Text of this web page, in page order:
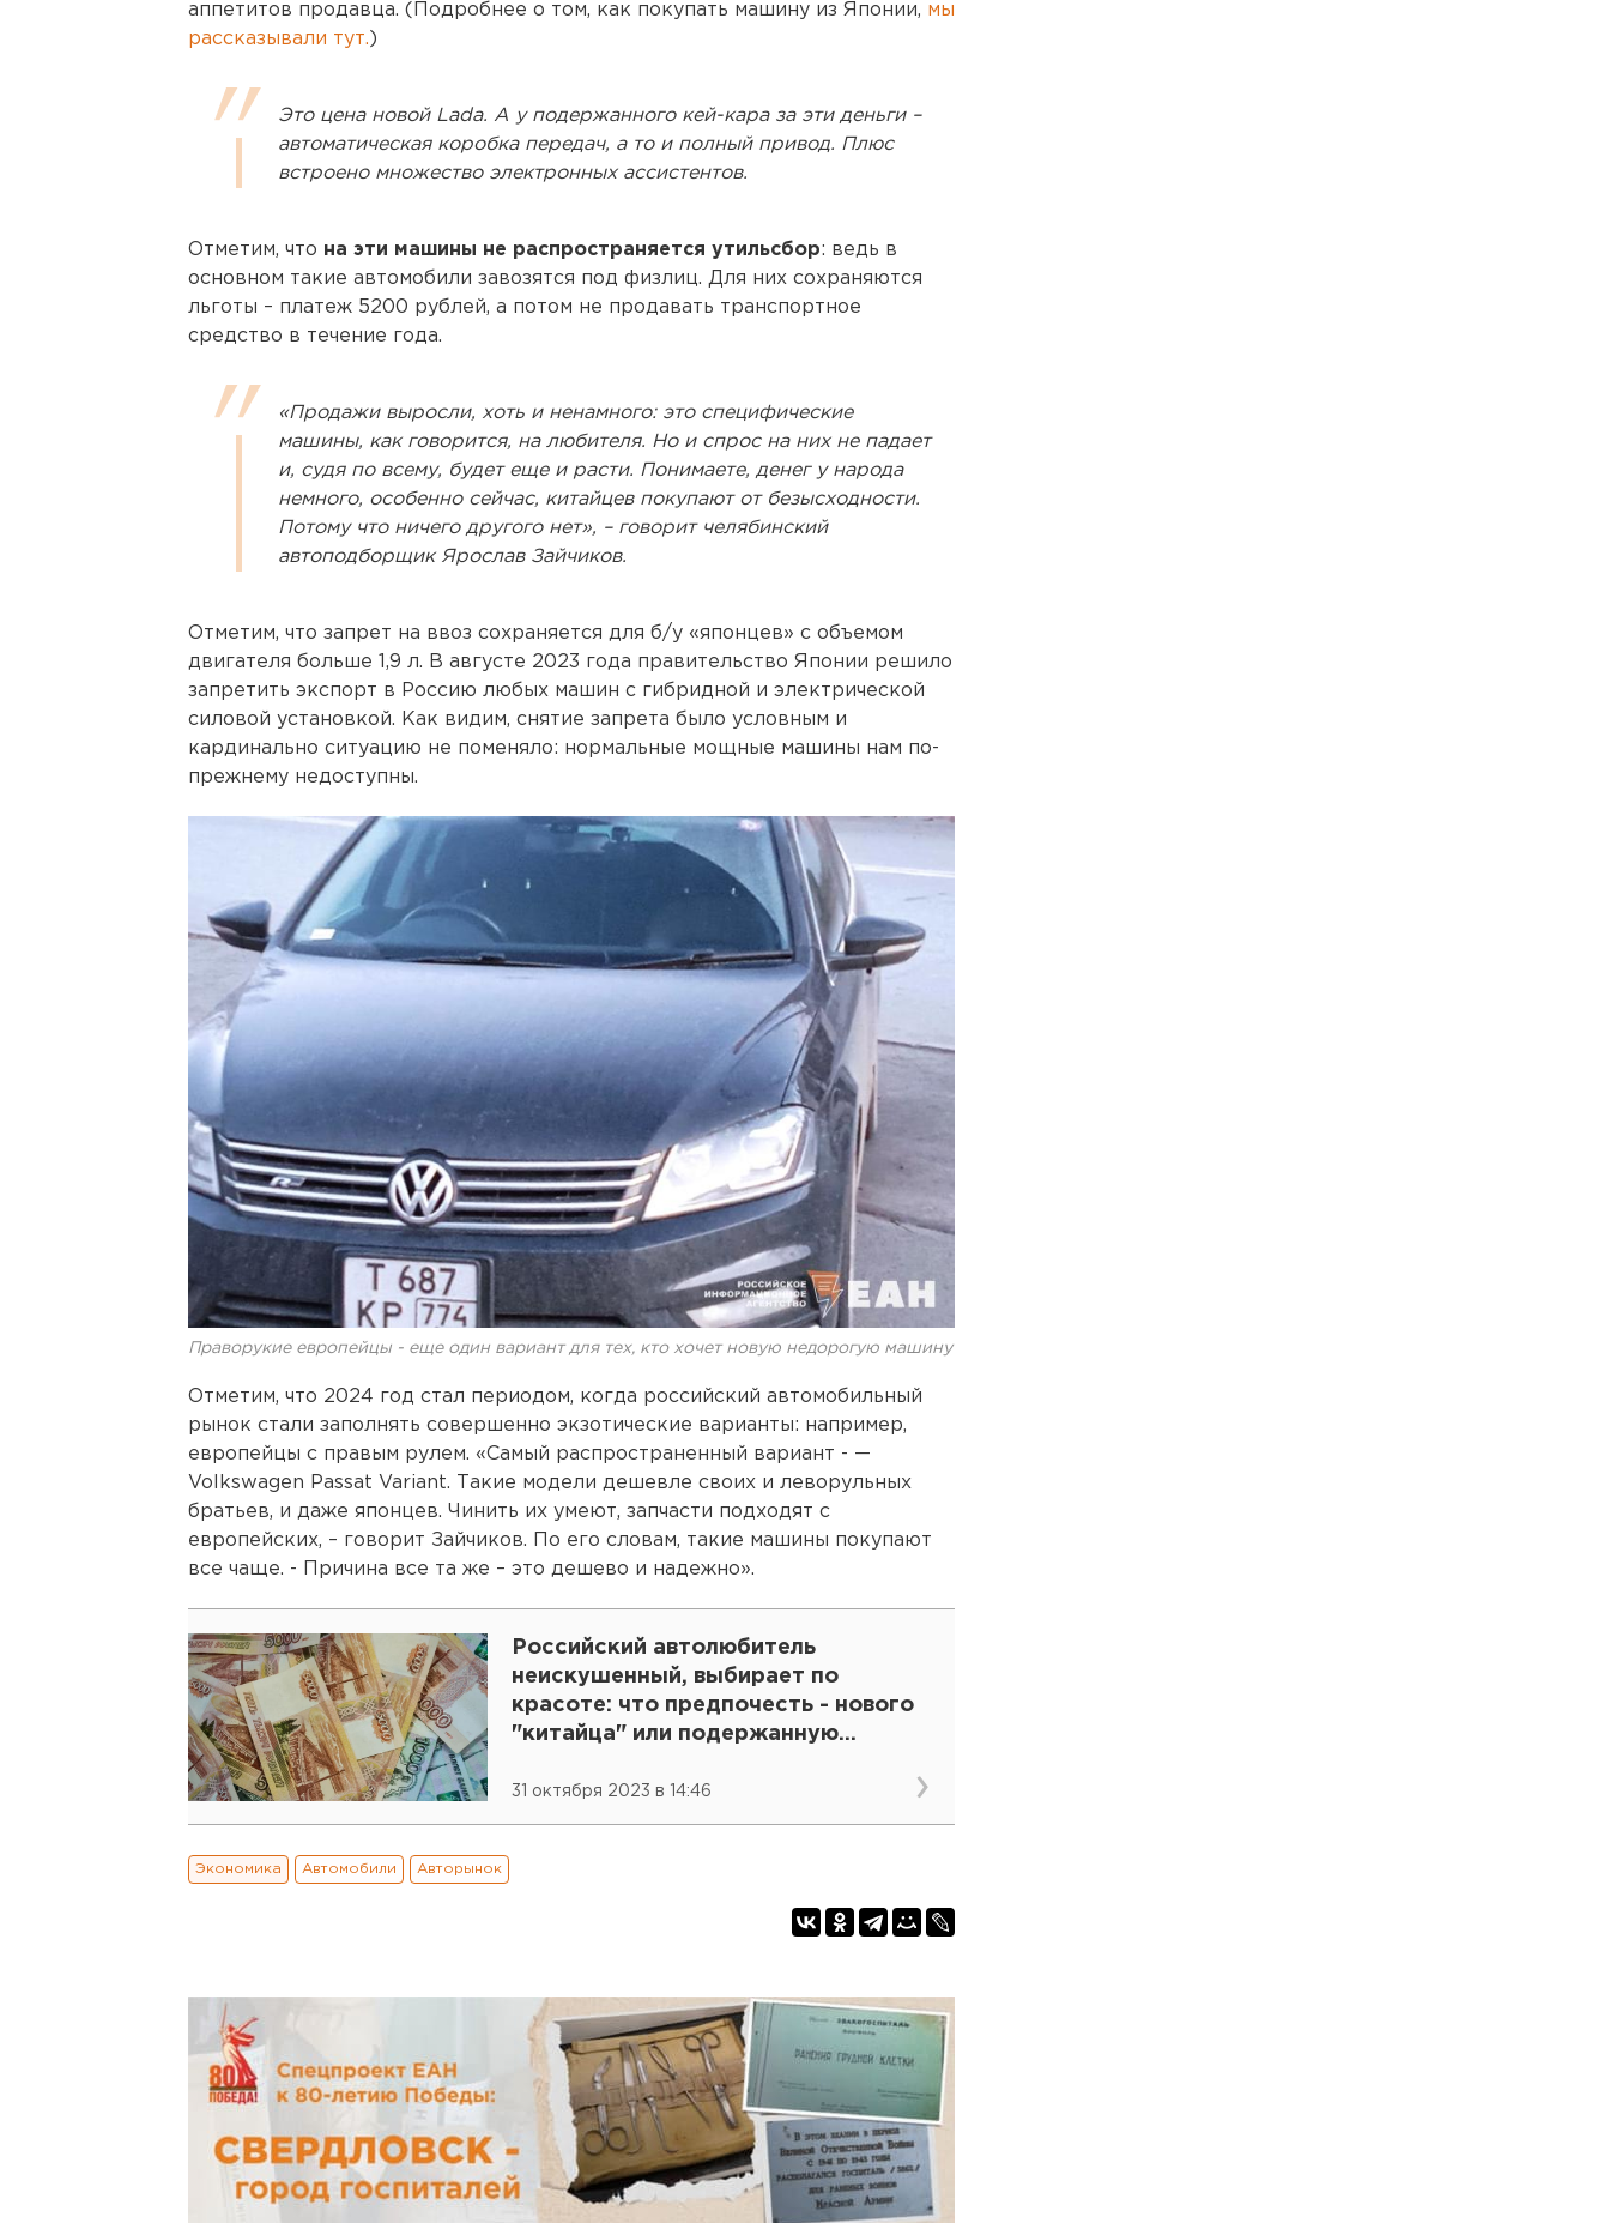
аппетитов продавца. (Подробнее о том, как покупать машину из Японии, мы
рассказывали тут. )
Это цена новой Lada. А у подержанного кей-кара за эти деньги –
автоматическая коробка передач, а то и полный привод. Плюс
встроено множество электронных ассистентов.
Отметим, что на эти машины не распространяется утильсбор: ведь в
основном такие автомобили завозятся под физлиц. Для них сохраняются
льготы – платеж 5200 рублей, а потом не продавать транспортное
средство в течение года.
«Продажи выросли, хоть и ненамного: это специфические
машины, как говорится, на любителя. Но и спрос на них не падает
и, судя по всему, будет еще и расти. Понимаете, денег у народа
немного, особенно сейчас, китайцев покупают от безысходности.
Потому что ничего другого нет», – говорит челябинский
автоподборщик Ярослав Зайчиков.
Отметим, что запрет на ввоз сохраняется для б/у «японцев» с объемом
двигателя больше 1,9 л. В августе 2023 года правительство Японии решило
запретить экспорт в Россию любых машин с гибридной и электрической
силовой установкой. Как видим, снятие запрета было условным и
кардинально ситуацию не поменяло: нормальные мощные машины нам по-
прежнему недоступны.
Праворукие европейцы - еще один вариант для тех, кто хочет новую недорогую машину
Отметим, что 2024 год стал периодом, когда российский автомобильный
рынок стали заполнять совершенно экзотические варианты: например,
европейцы с правым рулем. «Самый распространенный вариант - —
Volkswagen Passat Variant. Такие модели дешевле своих и леворульных
братьев, и даже японцев. Чинить их умеют, запчасти подходят с
европейских, – говорит Зайчиков. По его словам, такие машины покупают
все чаще. - Причина все та же – это дешево и надежно».
Российский автолюбитель
неискушенный, выбирает по
красоте: что предпочесть - нового
"китайца" или подержанную
31 октября 2023 в 14:46
Экономика Автомобили Авторынок